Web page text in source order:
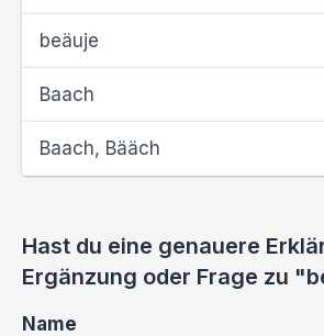
beäuje
Baach
Baach, Bääch
Hast du eine genauere
Ergänzung oder Frage zu
Name